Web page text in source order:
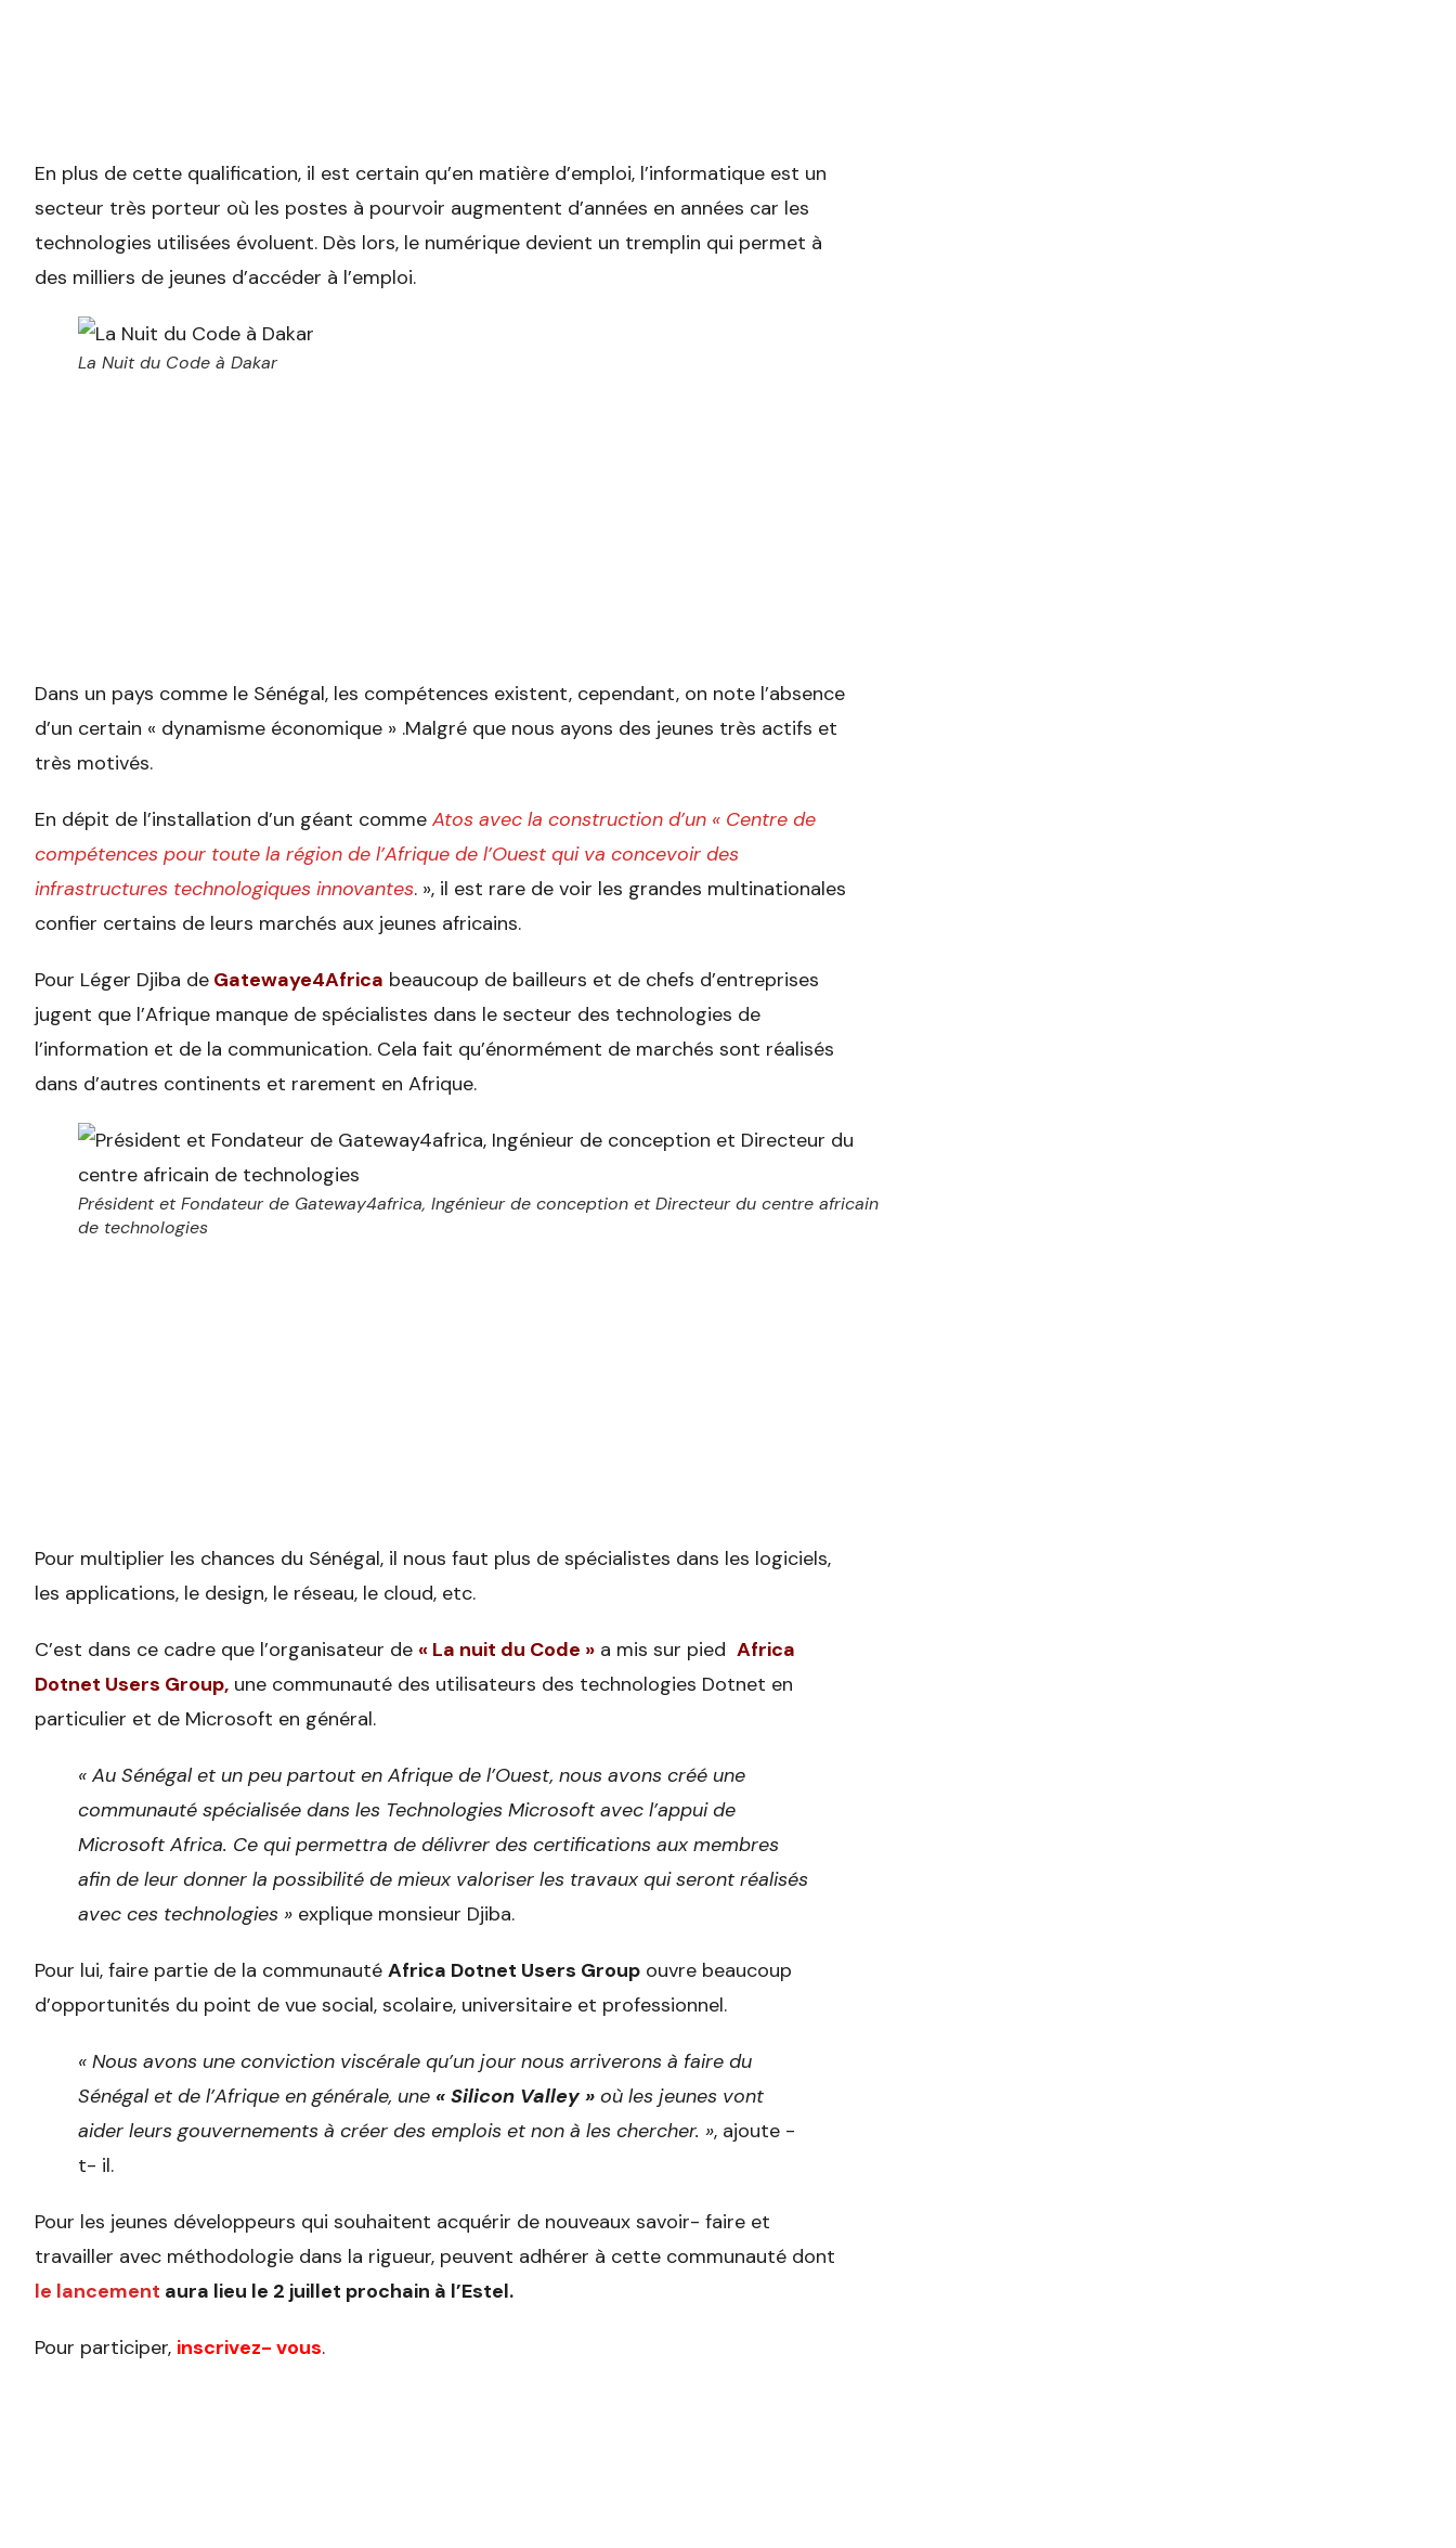
En plus de cette qualification, il est certain qu’en matière d’emploi, l’informatique est un
secteur très porteur où les postes à pourvoir augmentent d’années en années car les
technologies utilisées évoluent. Dès lors, le numérique devient un tremplin qui permet à
des milliers de jeunes d’accéder à l’emploi.
La Nuit du Code à Dakar
Dans un pays comme le Sénégal, les compétences existent, cependant, on note l’absence
d’un certain « dynamisme économique » .Malgré que nous ayons des jeunes très actifs et
très motivés.
En dépit de l’installation d’un géant comme Atos avec la construction d’un « Centre de
compétences pour toute la région de l’Afrique de l’Ouest qui va concevoir des
infrastructures technologiques innovantes. », il est rare de voir les grandes multinationales
confier certains de leurs marchés aux jeunes africains.
Pour Léger Djiba de Gatewaye4Africa beaucoup de bailleurs et de chefs d’entreprises
jugent que l’Afrique manque de spécialistes dans le secteur des technologies de
l’information et de la communication. Cela fait qu’énormément de marchés sont réalisés
dans d’autres continents et rarement en Afrique.
Président et Fondateur de Gateway4africa, Ingénieur de conception et Directeur du centre africain
de technologies
Pour multiplier les chances du Sénégal, il nous faut plus de spécialistes dans les logiciels,
les applications, le design, le réseau, le cloud, etc.
C’est dans ce cadre que l’organisateur de « La nuit du Code » a mis sur pied Africa
Dotnet Users Group, une communauté des utilisateurs des technologies Dotnet en
particulier et de Microsoft en général.
« Au Sénégal et un peu partout en Afrique de l’Ouest, nous avons créé une
communauté spécialisée dans les Technologies Microsoft avec l’appui de
Microsoft Africa. Ce qui permettra de délivrer des certifications aux membres
afin de leur donner la possibilité de mieux valoriser les travaux qui seront réalisés
avec ces technologies » explique monsieur Djiba.
Pour lui, faire partie de la communauté Africa Dotnet Users Group ouvre beaucoup
d’opportunités du point de vue social, scolaire, universitaire et professionnel.
« Nous avons une conviction viscérale qu’un jour nous arriverons à faire du
Sénégal et de l’Afrique en générale, une « Silicon Valley » où les jeunes vont
aider leurs gouvernements à créer des emplois et non à les chercher. », ajoute -
t- il.
Pour les jeunes développeurs qui souhaitent acquérir de nouveaux savoir- faire et
travailler avec méthodologie dans la rigueur, peuvent adhérer à cette communauté dont
le lancement aura lieu le 2 juillet prochain à l’Estel.
Pour participer, inscrivez- vous.